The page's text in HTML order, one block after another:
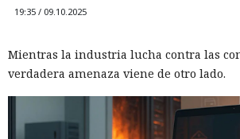
19:35 / 09.10.2025
Mientras la industria lucha contra las
verdadera amenaza viene de otro lado.